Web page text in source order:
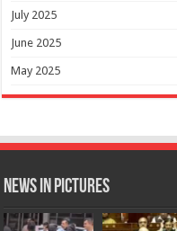
July 2025
June 2025
May 2025
News in Pictures